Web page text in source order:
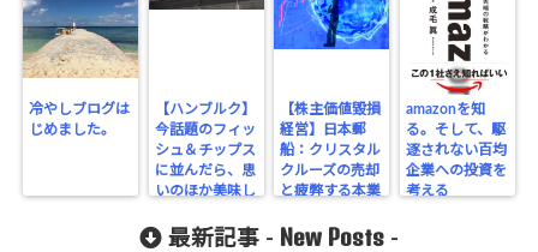
冷やしブログは
じめました。
【ハンブルク】
今話題のフィッ
シュ＆チップス
に並んだら、思
いのほか美味し
【株主価値毀損
経営】日本郵
船：クリスタル
クルーズの売却
と疲弊する本業
amazonを知
る。そして、駆
逐されない百均
企業への投資を
考える
最新記事 - New Posts -